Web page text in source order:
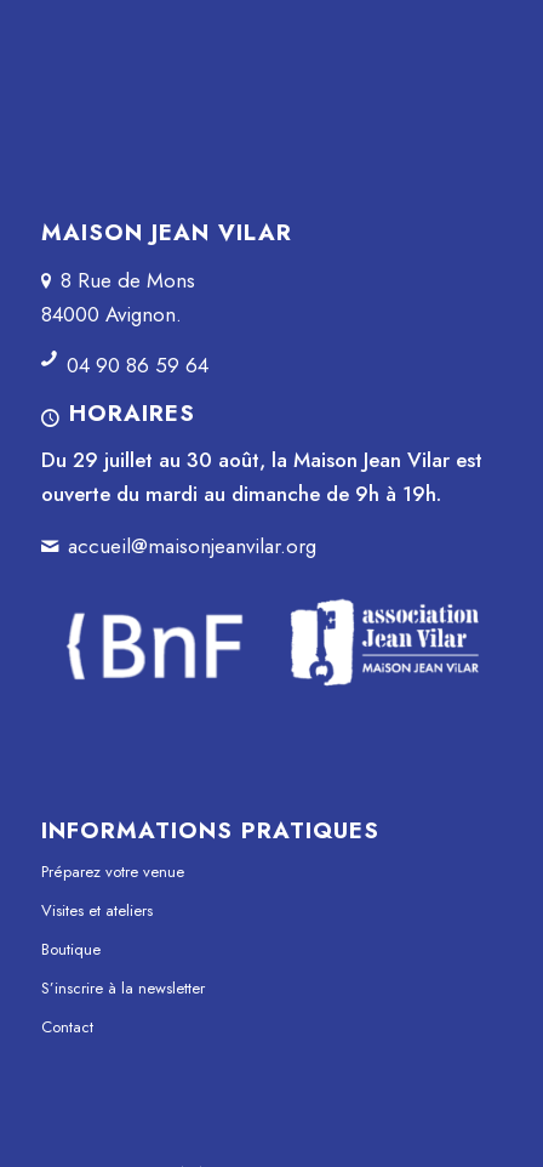
MAISON JEAN VILAR
8 Rue de Mons
84000 Avignon.
04 90 86 59 64
HORAIRES
Du 29 juillet au 30 août, la Maison Jean Vilar est
ouverte du mardi au dimanche de 9h à 19h.
accueil@maisonjeanvilar.org
INFORMATIONS PRATIQUES
Préparez votre venue
Visites et ateliers
Boutique
S’inscrire à la newsletter
Contact